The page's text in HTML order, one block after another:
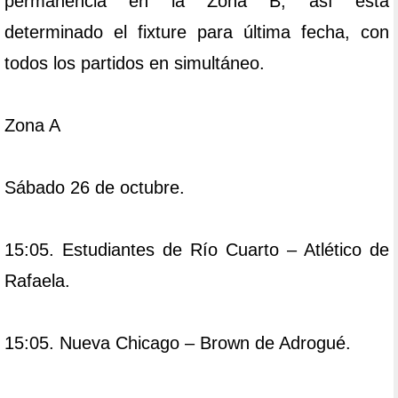
determinado el fixture para última fecha, con
todos los partidos en simultáneo.
Zona A
Sábado 26 de octubre.
15:05. Estudiantes de Río Cuarto – Atlético de
Rafaela.
15:05. Nueva Chicago – Brown de Adrogué.